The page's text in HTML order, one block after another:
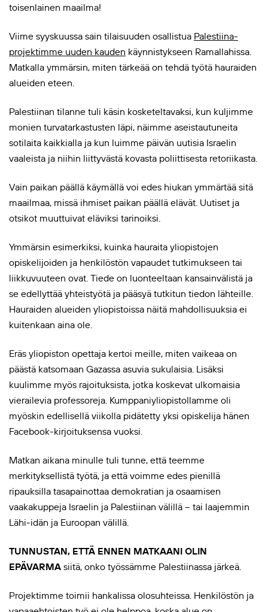
toisenlainen maailma!
Viime syyskuussa sain tilaisuuden osallistua Palestiina-
projektimme uuden kauden käynnistykseen Ramallahissa.
Matkalla ymmärsin, miten tärkeää on tehdä työtä hauraiden
alueiden eteen.
Palestiinan tilanne tuli käsin kosketeltavaksi, kun kuljimme
monien turvatarkastusten läpi, näimme aseistautuneita
sotilaita kaikkialla ja kun luimme päivän uutisia Israelin
vaaleista ja niihin liittyvästä kovasta poliittisesta retoriikasta.
Vain paikan päällä käymällä voi edes hiukan ymmärtää sitä
maailmaa, missä ihmiset paikan päällä elävät. Uutiset ja
otsikot muuttuivat eläviksi tarinoiksi.
Ymmärsin esimerkiksi, kuinka hauraita yliopistojen
opiskelijoiden ja henkilöstön vapaudet tutkimukseen tai
liikkuvuuteen ovat. Tiede on luonteeltaan kansainvälistä ja
se edellyttää yhteistyötä ja pääsyä tutkitun tiedon lähteille.
Hauraiden alueiden yliopistoissa näitä mahdollisuuksia ei
kuitenkaan aina ole.
Eräs yliopiston opettaja kertoi meille, miten vaikeaa on
päästä katsomaan Gazassa asuvia sukulaisia. Lisäksi
kuulimme myös rajoituksista, jotka koskevat ulkomaisia
vierailevia professoreja. Kumppaniyliopistollamme oli
myöskin edellisellä viikolla pidätetty yksi opiskelija hänen
Facebook-kirjoituksensa vuoksi.
Matkan aikana minulle tuli tunne, että teemme
merkityksellistä työtä, ja että voimme edes pienillä
ripauksilla tasapainottaa demokratian ja osaamisen
vaakakuppeja Israelin ja Palestiinan välillä – tai laajemmin
Lähi-idän ja Euroopan välillä.
TUNNUSTAN, ETTÄ ENNEN MATKAANI OLIN
EPÄVARMA siitä, onko työssämme Palestiinassa järkeä.
Projektimme toimii hankalissa olosuhteissa. Henkilöstön ja